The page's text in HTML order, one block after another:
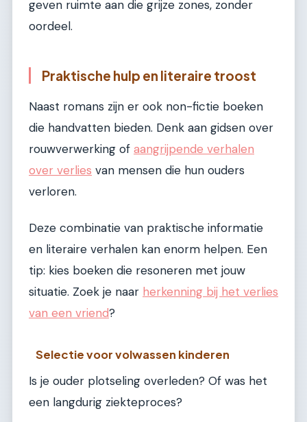
geven ruimte aan die grijze zones, zonder
oordeel.
Praktische hulp en literaire troost
Naast romans zijn er ook non-fictie boeken
die handvatten bieden. Denk aan gidsen over
rouwverwerking of aangrijpende verhalen
over verlies van mensen die hun ouders
verloren.
Deze combinatie van praktische informatie
en literaire verhalen kan enorm helpen. Een
tip: kies boeken die resoneren met jouw
situatie. Zoek je naar herkenning bij het verlies
van een vriend?
Selectie voor volwassen kinderen
Is je ouder plotseling overleden? Of was het
een langdurig ziekteproces?